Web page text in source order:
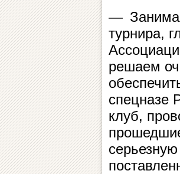
—
турнира,
решаем
спецназе
клуб,